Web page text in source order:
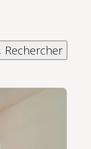
Rechercher